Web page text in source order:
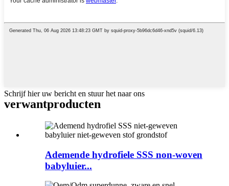
Schrijf hier uw bericht en stuur het naar ons
verwantproducten
Ademende hydrofiele SSS non-woven
babyluier...